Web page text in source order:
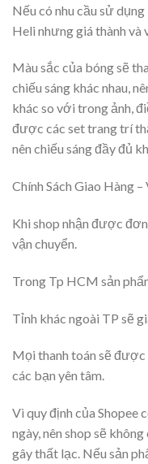
Nếu có nhu cầu sử
Heli nhưng giá thành và
Màu sắc của bóng sẽ
chiếu sáng khác nhau,
khác so với trong ảnh,
được các set trang trí
nên chiếu sáng đầy đủ
Chính Sách Giao Hàng
Khi shop nhận được
vận chuyển.
Trong Tp HCM sản
Tỉnh khác ngoài TP sẽ
Mọi thanh toán sẽ
các bạn yên tâm.
Vì quy định của Shopee
ngày, nên shop sẽ
gây thất lạc. Nếu sản